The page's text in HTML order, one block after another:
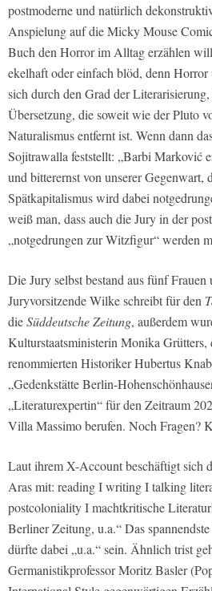
postmoderne und natürlich
Anspielung auf die Micky Mouse
Buch den Horror im Alltag erzählen
ekelhaft oder einfach blöd, denn Horror
sich durch den Grad der
Übersetzung, die soweit wie der Pluto
Naturalismus entfernt ist. Wenn dann
Sojitrawalla feststellt: „Barbi Marković
und bitterernst von unserer Gegenwart,
Spätkapitalismus wird dabei
weiß man, dass auch die Jury in der
„notgedrungen zur Witzfigur“ werden
Die Jury selbst bestand aus fünf
Juryvorsitzende Wilke schreibt für den
dieSüddeutsche Zeitung, außerdem
Kulturstaatsministerin Monika Grütters,
renommierten Historiker Hubertus
„Gedenkstätte Berlin-
„Literaturexpertin“ für den Zeitraum
Villa Massimo berufen. Noch Fragen?
Laut ihrem X-Account beschäftigt sich
Aras mit: reading I writing I talking
postcoloniality I machtkritische
Berliner Zeitung, u.a.“ Das
dürfte dabei „u.a.“ sein. Ähnlich trist
Germanistikprofessor Moritz Basler